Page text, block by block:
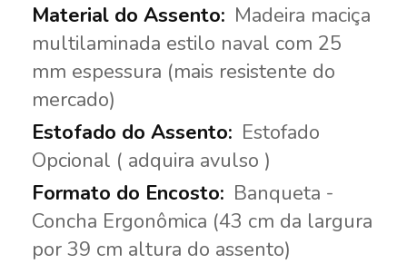
Madeira maciça
multilaminada estilo naval com 25
mm espessura (mais resistente do
mercado)
Estofado
Opcional ( adquira avulso )
Banqueta -
Concha Ergonômica (43 cm da largura
por 39 cm altura do assento)